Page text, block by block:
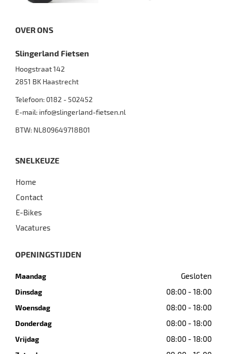
OVER ONS
Slingerland Fietsen
Hoogstraat 142
2851 BK Haastrecht
Telefoon: 0182 - 502452
E-mail: info@slingerland-fietsen.nl
BTW: NL809649718B01
SNELKEUZE
Home
Contact
E-Bikes
Vacatures
OPENINGSTIJDEN
Maandag Gesloten
Dinsdag 08:00 - 18:00
Woensdag 08:00 - 18:00
Donderdag 08:00 - 18:00
Vrijdag 08:00 - 18:00